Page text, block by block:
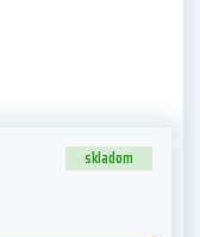
skladom